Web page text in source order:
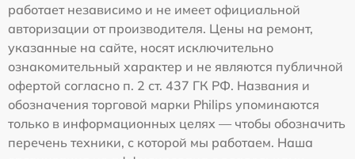
работает независимо и не имеет официальной
авторизации от производителя. Цены на ремонт,
указанные на сайте, носят исключительно
ознакомительный характер и не являются публичной
офертой согласно п. 2 ст. 437 ГК РФ. Названия и
обозначения торговой марки Philips упоминаются
только в информационных целях — чтобы обозначить
перечень техники, с которой мы работаем. Наша